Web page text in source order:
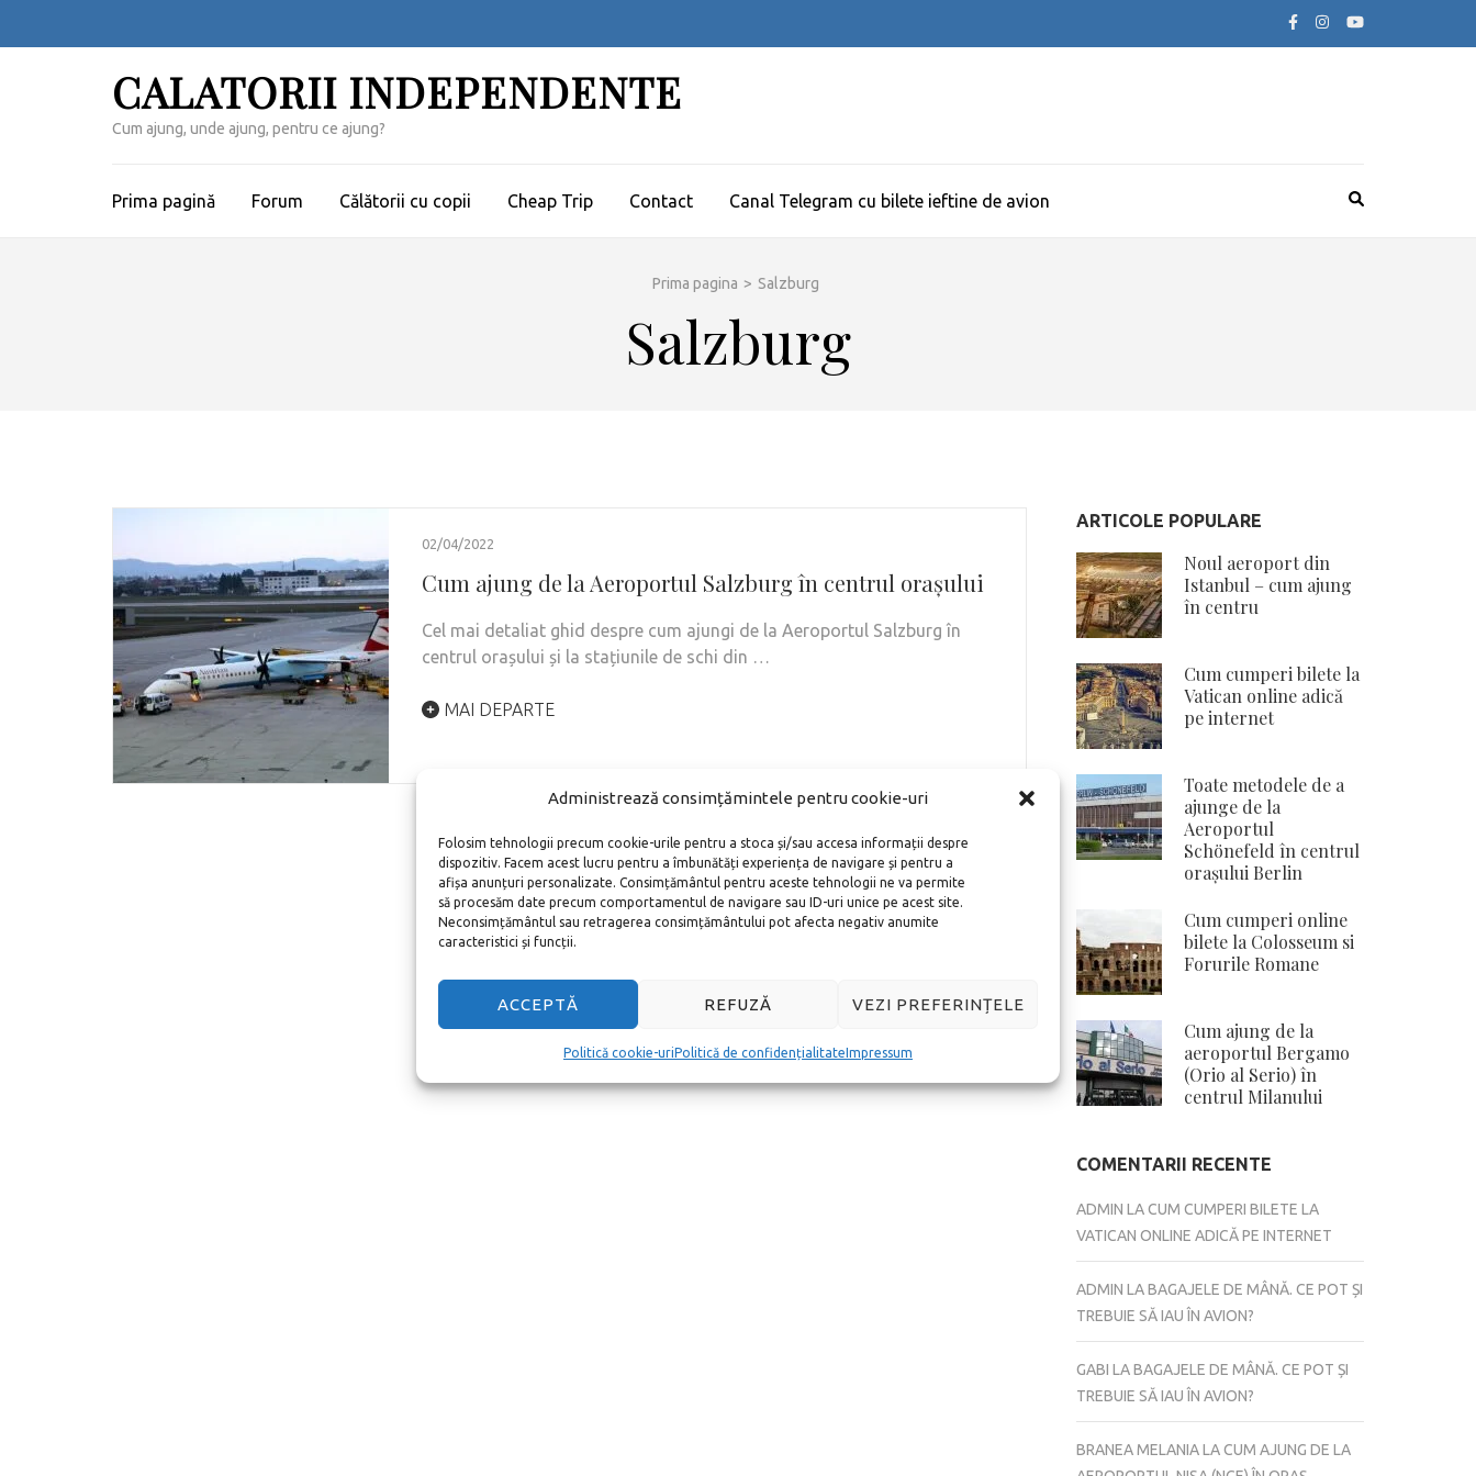
Administrează consimțămintele pentru cookie-uri
Folosim tehnologii precum cookie-urile pentru a stoca și/sau accesa informații despre
dispozitiv. Facem acest lucru pentru a îmbunătăți experiența de navigare și pentru a
afișa anunțuri personalizate. Consimțământul pentru aceste tehnologii ne va permite
să procesăm date precum comportamentul de navigare sau ID-uri unice pe acest site.
Neconsimțământul sau retragerea consimțământului pot afecta negativ anumite
caracteristici și funcții.
ACCEPTĂ REFUZĂ VEZI PREFERINȚELE
Politică cookie-uriPolitică de confidențialitateImpressum
CALATORII INDEPENDENTE
Cum ajung, unde ajung, pentru ce ajung?
Prima pagină Forum Călătorii cu copii Cheap Trip Contact Canal Telegram cu bilete ieftine de avion
Prima pagina > Salzburg
Salzburg
02/04/2022
Cum ajung de la Aeroportul Salzburg în centrul orașului
Cel mai detaliat ghid despre cum ajungi de la Aeroportul Salzburg în
centrul orașului și la stațiunile de schi din …
MAI DEPARTE
ARTICOLE POPULARE
Noul aeroport din
Istanbul – cum ajung
în centru
Cum cumperi bilete la
Vatican online adică
pe internet
Toate metodele de a
ajunge de la
Aeroportul
Schönefeld în centrul
orașului Berlin
Cum cumperi online
bilete la Colosseum si
Forurile Romane
Cum ajung de la
aeroportul Bergamo
(Orio al Serio) în
centrul Milanului
COMENTARII RECENTE
ADMIN LACUM CUMPERI BILETE LA
VATICAN ONLINE ADICĂ PE INTERNET
ADMIN LABAGAJELE DE MÂNĂ. CE POT ȘI
TREBUIE SĂ IAU ÎN AVION?
GABI LABAGAJELE DE MÂNĂ. CE POT ȘI
TREBUIE SĂ IAU ÎN AVION?
BRANEA MELANIALACUM AJUNG DE LA